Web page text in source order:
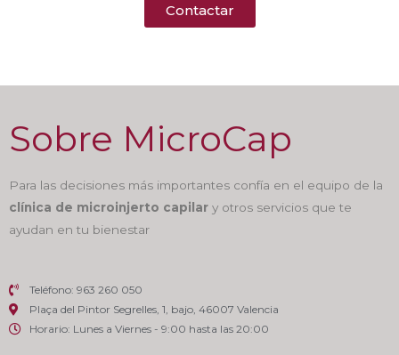
Contactar
Sobre MicroCap
Para las decisiones más importantes confía en el equipo de la
clínica de microinjerto capilar y otros servicios que te
ayudan en tu bienestar
Teléfono: 963 260 050
Plaça del Pintor Segrelles, 1, bajo, 46007 Valencia
Horario: Lunes a Viernes - 9:00 hasta las 20:00